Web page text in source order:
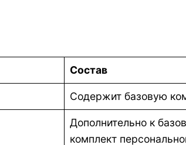
Состав
Содержит базовую
Дополнительно к
комплект